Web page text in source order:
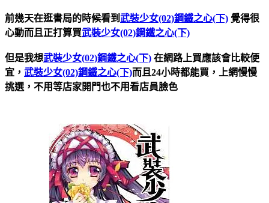
前幾天在逛書局的時候看到 武裝少女(02)鋼鐵之心(下) 覺得很
心動而且正打算買武裝少女(02)鋼鐵之心(下)
但是我想武裝少女(02)鋼鐵之心(下) 在網路上買應該會比較便
宜， 武裝少女(02)鋼鐵之心(下)而且24小時都能買，上網慢慢
挑選，不用等店家開門也不用看店員臉色